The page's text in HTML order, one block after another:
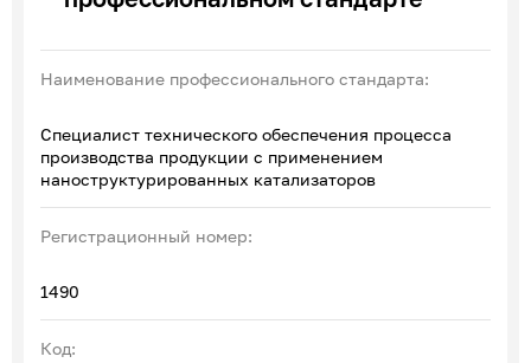
Наименование профессионального стандарта:
Специалист технического обеспечения процесса
производства продукции с применением
наноструктурированных катализаторов
Регистрационный номер:
1490
Код: